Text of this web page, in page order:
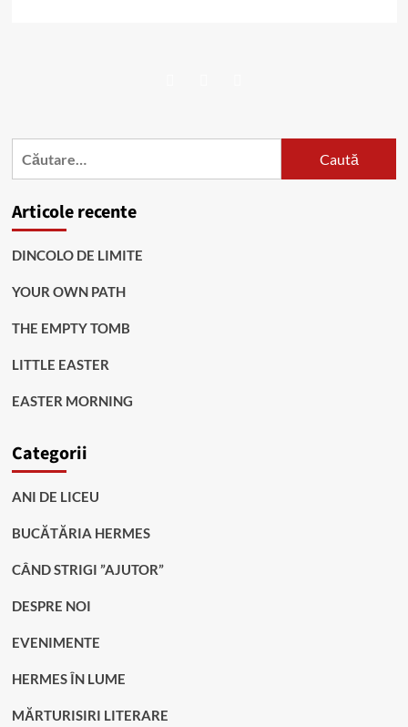
Caută
Articole recente
DINCOLO DE LIMITE
YOUR OWN PATH
THE EMPTY TOMB
LITTLE EASTER
EASTER MORNING
Categorii
ANI DE LICEU
BUCĂTĂRIA HERMES
CÂND STRIGI ”AJUTOR”
DESPRE NOI
EVENIMENTE
HERMES ÎN LUME
MĂRTURISIRI LITERARE